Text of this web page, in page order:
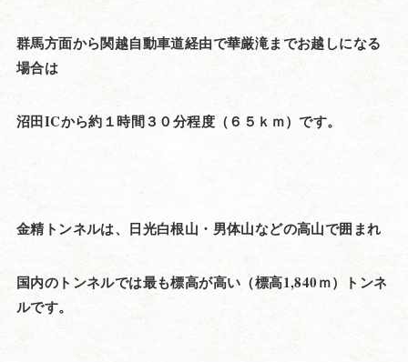
群馬方面から関越自動車道経由で華厳滝までお越しになる
場合は
沼田ICから約１時間３０分程度（６５ｋｍ）です。
金精トンネルは、日光白根山・男体山などの高山で囲まれ
国内のトンネルでは最も標高が高い（標高1,840ｍ）トンネ
ルです。